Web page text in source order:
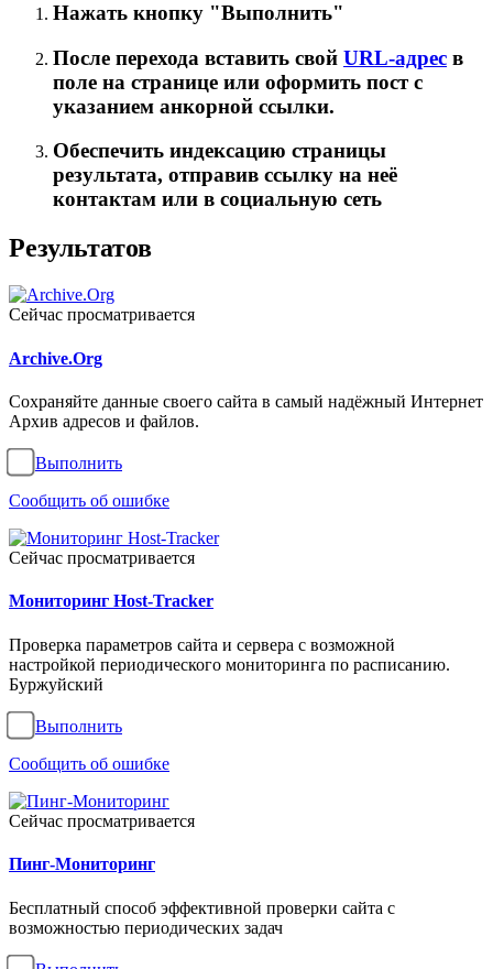
Нажать кнопку "Выполнить"
После перехода вставить свой URL-адрес в
поле на странице или оформить пост с
указанием анкорной ссылки.
Обеспечить индексацию страницы
результата, отправив ссылку на неё
контактам или в социальную сеть
Результатов
Сейчас просматривается
Archive.Org
Сохраняйте данные своего сайта в самый надёжный Интернет
Архив адресов и файлов.
Выполнить
Сообщить об ошибке
Сейчас просматривается
Мониторинг Host-Tracker
Проверка параметров сайта и сервера с возможной
настройкой периодического мониторинга по расписанию.
Буржуйский
Выполнить
Сообщить об ошибке
Сейчас просматривается
Пинг-Мониторинг
Бесплатный способ эффективной проверки сайта с
возможностью периодических задач